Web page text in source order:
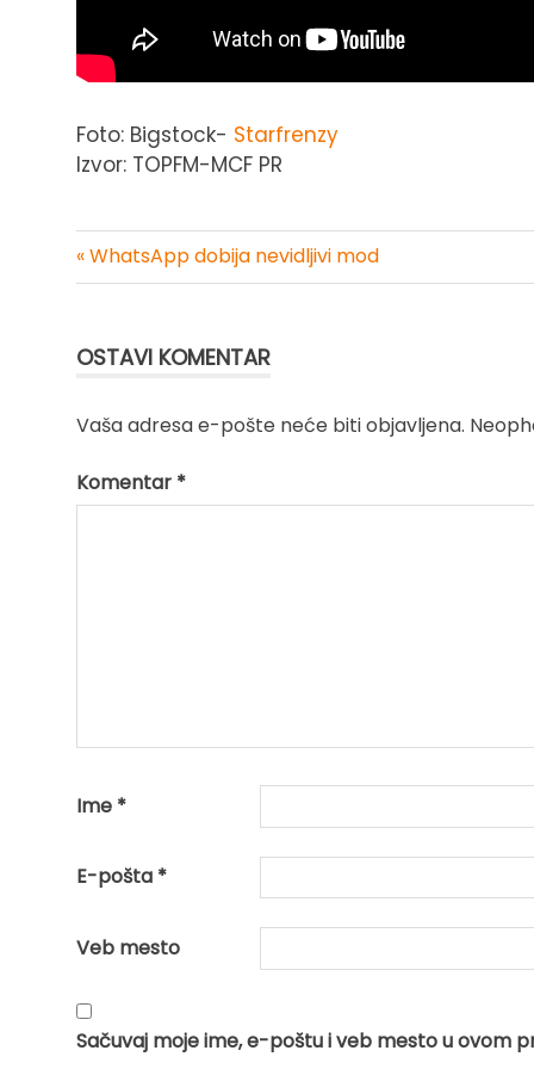
Foto: Bigstock- Starfrenzy
Izvor: TOPFM-MCF PR
Kretanje
« WhatsApp dobija nevidljivi mod
OSTAVI KOMENTAR
Vaša adresa e-pošte neće biti objavljena.
Komentar *
Ime *
E-pošta *
Veb mesto
Sačuvaj moje ime, e-poštu i veb mesto u ovom